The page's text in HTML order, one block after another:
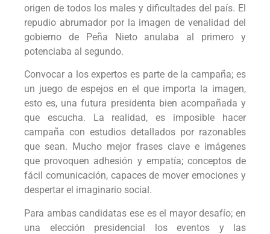
origen de todos los males y dificultades del país. El
repudio abrumador por la imagen de venalidad del
gobierno de Peña Nieto anulaba al primero y
potenciaba al segundo.
Convocar a los expertos es parte de la campaña; es
un juego de espejos en el que importa la imagen,
esto es, una futura presidenta bien acompañada y
que escucha. La realidad, es imposible hacer
campaña con estudios detallados por razonables
que sean. Mucho mejor frases clave e imágenes
que provoquen adhesión y empatía; conceptos de
fácil comunicación, capaces de mover emociones y
despertar el imaginario social.
Para ambas candidatas ese es el mayor desafío; en
una elección presidencial los eventos y las